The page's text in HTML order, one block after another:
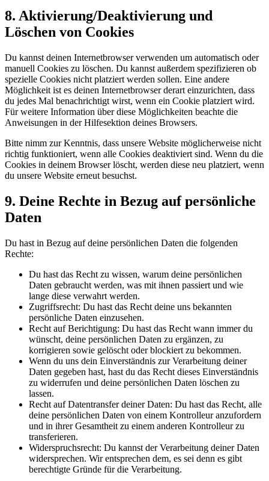
8. Aktivierung/Deaktivierung und
Löschen von Cookies
Du kannst deinen Internetbrowser verwenden um automatisch oder
manuell Cookies zu löschen. Du kannst außerdem spezifizieren ob
spezielle Cookies nicht platziert werden sollen. Eine andere
Möglichkeit ist es deinen Internetbrowser derart einzurichten, dass
du jedes Mal benachrichtigt wirst, wenn ein Cookie platziert wird.
Für weitere Information über diese Möglichkeiten beachte die
Anweisungen in der Hilfesektion deines Browsers.
Bitte nimm zur Kenntnis, dass unsere Website möglicherweise nicht
richtig funktioniert, wenn alle Cookies deaktiviert sind. Wenn du die
Cookies in deinem Browser löscht, werden diese neu platziert, wenn
du unsere Website erneut besuchst.
9. Deine Rechte in Bezug auf persönliche
Daten
Du hast in Bezug auf deine persönlichen Daten die folgenden
Rechte:
Du hast das Recht zu wissen, warum deine persönlichen
Daten gebraucht werden, was mit ihnen passiert und wie
lange diese verwahrt werden.
Zugriffsrecht: Du hast das Recht deine uns bekannten
persönliche Daten einzusehen.
Recht auf Berichtigung: Du hast das Recht wann immer du
wünscht, deine persönlichen Daten zu ergänzen, zu
korrigieren sowie gelöscht oder blockiert zu bekommen.
Wenn du uns dein Einverständnis zur Verarbeitung deiner
Daten gegeben hast, hast du das Recht dieses Einverständnis
zu widerrufen und deine persönlichen Daten löschen zu
lassen.
Recht auf Datentransfer deiner Daten: Du hast das Recht, alle
deine persönlichen Daten von einem Kontrolleur anzufordern
und in ihrer Gesamtheit zu einem anderen Kontrolleur zu
transferieren.
Widerspruchsrecht: Du kannst der Verarbeitung deiner Daten
widersprechen. Wir entsprechen dem, es sei denn es gibt
berechtigte Gründe für die Verarbeitung.